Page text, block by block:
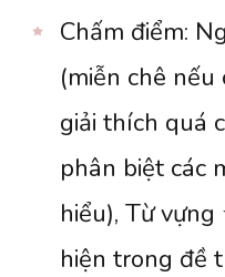
Chấm điểm:
(miễn chê nếu
giải thích quá
phân biệt các
hiểu), Từ vựng
hiện trong đề